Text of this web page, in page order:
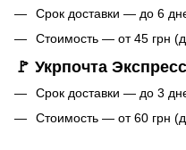
Срок доставки — до 6
Стоимость — от 45 грн
🚩 Укрпочта Экспресс
Срок доставки — до 3
Стоимость — от 60 грн